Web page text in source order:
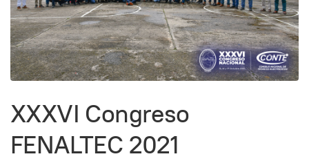
XXXVI Congreso
FENALTEC 2021